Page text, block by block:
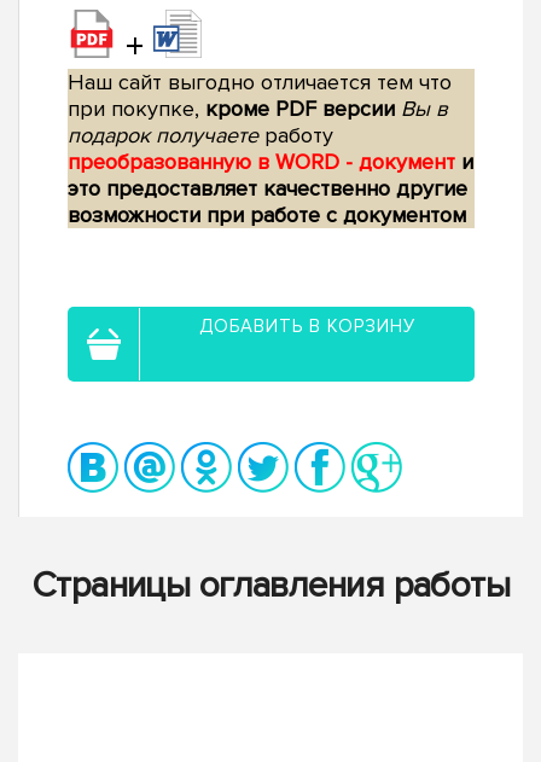
+
Наш сайт выгодно отличается тем что
при покупке, кроме PDF версии Вы в
подарок получаетеработу
преобразованную в WORD - документ и
это предоставляет качественно другие
возможности при работе с документом
ДОБАВИТЬ В КОРЗИНУ
Страницы оглавления работы